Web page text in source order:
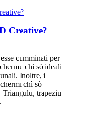
Creative?
cumminati per
chì sò ideali
Inoltre, i
chì sò
Triangulu, trapeziu